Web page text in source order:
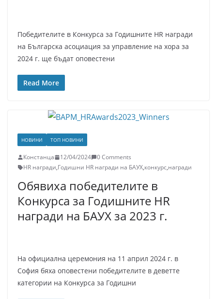
Победителите в Конкурса за Годишните HR награди
на Българска асоциация за управление на хора за
2024 г. ще бъдат оповестени
Read More
НОВИНИ ТОП НОВИНИ
Констанца 12/04/2024
0 Comments
HR награди,Годишни HR награди на БАУХ,конкурс,награди
Обявиха победителите в
Конкурса за Годишните HR
награди на БАУХ за 2023 г.
На официална церемония на 11 април 2024 г. в
София бяха оповестени победителите в деветте
категории на Конкурса за Годишни